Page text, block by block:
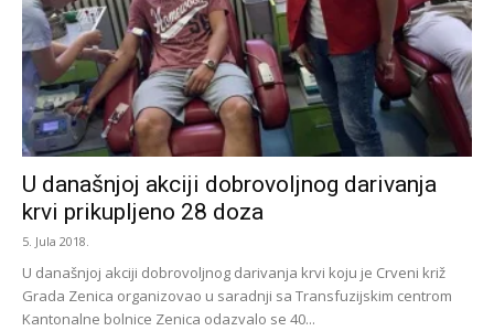
U današnjoj akciji dobrovoljnog darivanja
krvi prikupljeno 28 doza
5. Jula 2018.
U današnjoj akciji dobrovoljnog darivanja krvi koju je Crveni križ
Grada Zenica organizovao u saradnji sa Transfuzijskim centrom
Kantonalne bolnice Zenica odazvalo se 40...